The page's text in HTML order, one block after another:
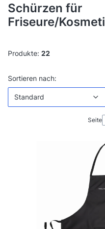
Schürzen für
Friseure/
Produkte: 22
Produktliste
Sortieren nach:
Standard
Seite